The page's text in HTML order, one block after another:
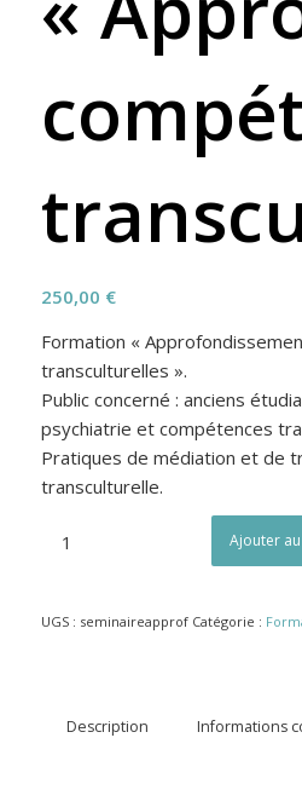
250,00 €
Formation «
transculturelles ».
Public concerné : anciens
psychiatrie et compétences
Pratiques de médiation et de
transculturelle.
Ajouter
UGS : seminaireapprof Catégorie :
Description Informations